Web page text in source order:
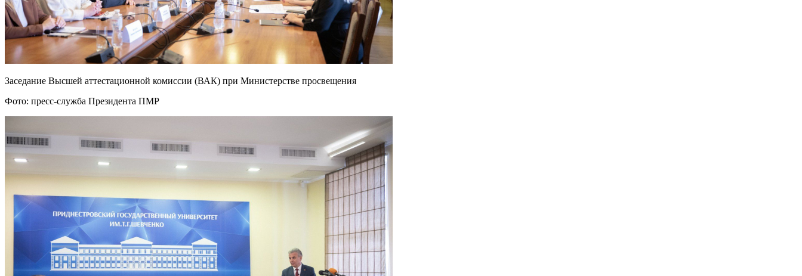
Заседание Высшей аттестационной комиссии (ВАК) при Министерстве просвещения
Фото: пресс-служба Президента ПМР